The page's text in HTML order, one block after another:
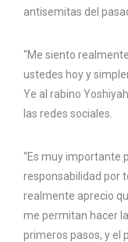
antisemitas del
“Me siento
ustedes hoy y
Ye al rabino
las redes sociales.
“Es muy importante
responsabilidad por
realmente aprecio
me permitan hacer
primeros pasos, y el